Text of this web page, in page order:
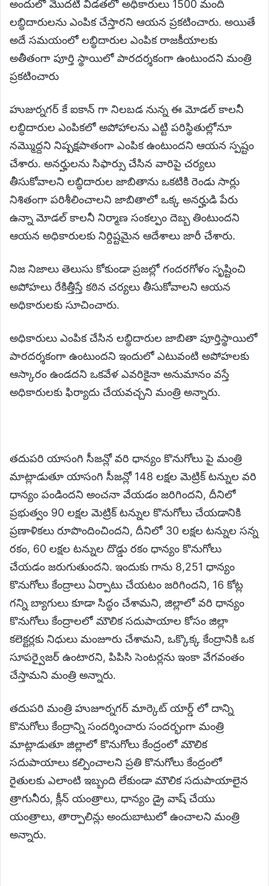
అందులో మొదటి విడతలో అధికారులు 1500 మంది
లబ్ధిదారులను ఎంపిక చేస్తారని ఆయన ప్రకటించారు. అయితే
అదే సమయంలో లబ్ధిదారుల ఎంపిక రాజకీయాలకు
అతీతంగా పూర్తి స్థాయిలో పారదర్శకంగా ఉంటుందని మంత్రి
ప్రకటించారు
హుజుర్నగర్ కే ఐకాన్ గా నిలబడ నున్న ఈ మోడల్ కాలనీ
లబ్ధిదారుల ఎంపికలో అపోహాలను ఎట్టి పరిస్థితుల్లోనూ
నమ్మొద్దని నిష్పక్షపాతంగా ఎంపిక ఉంటుందని ఆయన స్పష్టం
చేశారు. అనర్హులను సిఫార్సు చేసిన వారిపై చర్యలు
తీసుకోవాలని లబ్ధిదారుల జాబితాను ఒకటికి రెండు సార్లు
నిశితంగా పరిశీలించాలని జాబితాలో ఒక్క అనర్హుడి పేరు
ఉన్నా మోడల్ కాలనీ నిర్మాణ సంకల్పం దెబ్బ తింటుందని
ఆయన అధికారులకు నిర్దిష్టమైన ఆదేశాలు జారీ చేశారు.
నిజ నిజాలు తెలుసు కోకుండా ప్రజల్లో గందరగోళం సృష్టించి
అపోహలు రేకిత్తీస్తే కఠిన చర్యలు తీసుకోవాలని ఆయన
అధికారులకు సూచించారు.
అధికారులు ఎంపిక చేసిన లబ్ధిదారుల జాబితా పూర్తిస్థాయిలో
పారదర్శకంగా ఉంటుందని ఇందులో ఎటువంటి అపోహలకు
ఆస్కారం ఉండదని ఒకవేళ ఎవరికైనా అనుమానం వస్తే
అధికారులకు ఫిర్యాదు చేయవచ్చని మంత్రి అన్నారు.
తదుపరి యాసంగి సీజన్లో వరి ధాన్యం కొనుగోలు పై మంత్రి
మాట్లాడుతూ యాసంగి సీజన్లో 148 లక్షల మెట్రిక్ టన్నుల వరి
ధాన్యం పండిందని అంచనా వేయడం జరిగిందని, దీనిలో
ప్రభుత్వం 90 లక్షల మెట్రిక్ టన్నుల కొనుగోలు చేయడానికి
ప్రణాళికలు రూపొందించిందని, దీనిలో 30 లక్షల టన్నుల సన్న
రకం, 60 లక్షల టన్నుల దొడ్డు రకం ధాన్యం కొనుగోలు
చేయడం జరుగుతుందని. ఇందుకు గాను 8,251 ధాన్యం
కొనుగోలు కేంద్రాలు ఏర్పాటు చేయటం జరిగిందని, 16 కోట్ల
గన్ని బ్యాగులు కూడా సిద్ధం చేశామని, జిల్లాలో వరి ధాన్యం
కొనుగోలు కేంద్రాలలో మౌలిక సదుపాయాల కోసం జిల్లా
కలెక్టర్లకు నిధులు మంజూరు చేశామని, ఒక్కొక్క కేంద్రానికి ఒక
సూపర్వైజర్ ఉంటారని, పిపిసి సెంటర్లను ఇంకా వేగవంతం
చేస్తామని మంత్రి అన్నారు.
తదుపరి మంత్రి హుజూర్నగర్ మార్కెట్ యార్డ్ లో దాన్ని
కొనుగోలు కేంద్రాన్ని సందర్శించారు సందర్భంగా మంత్రి
మాట్లాడుతూ జిల్లాలో కొనుగోలు కేంద్రంలో మౌలిక
సదుపాయాలు కల్పించాలని ప్రతి కొనుగోలు కేంద్రంలో
రైతులకు ఎలాంటి ఇబ్బంది లేకుండా మౌలిక సదుపాయాలైన
త్రాగునీరు, క్లీన్ యంత్రాలు, ధాన్యం డ్రై వాష్ చేయు
యంత్రాలు, తార్పాలిన్లు అందుబాటులో ఉంచాలని మంత్రి
అన్నారు.